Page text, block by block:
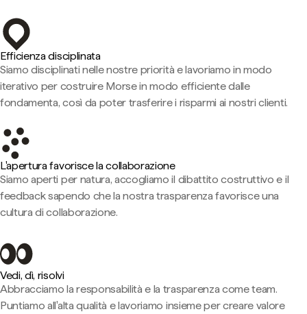
Efficienza disciplinata
Siamo disciplinati nelle nostre priorità e lavoriamo in modo
iterativo per costruire Morse in modo efficiente dalle
fondamenta, così da poter trasferire i risparmi ai nostri clienti.
L'apertura favorisce la collaborazione
Siamo aperti per natura, accogliamo il dibattito costruttivo e il
feedback sapendo che la nostra trasparenza favorisce una
cultura di collaborazione.
Vedi, dì, risolvi
Abbracciamo la responsabilità e la trasparenza come team.
Puntiamo all'alta qualità e lavoriamo insieme per creare valore